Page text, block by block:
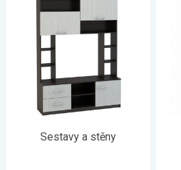
Sestavy a stěny